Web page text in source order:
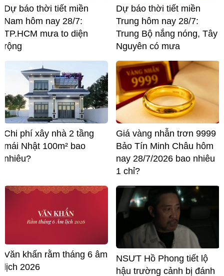
Dự báo thời tiết miền
Nam hôm nay 28/7:
TP.HCM mưa to diện
rộng
Dự báo thời tiết miền
Trung hôm nay 28/7:
Trung Bộ nắng nóng, Tây
Nguyên có mưa
Chi phí xây nhà 2 tầng
mái Nhật 100m² bao
nhiêu?
Giá vàng nhẫn trơn 9999
Bảo Tín Minh Châu hôm
nay 28/7/2026 bao nhiêu
1 chỉ?
Văn khấn rằm tháng 6 âm
lịch 2026
NSƯT Hồ Phong tiết lộ
hậu trường cảnh bị đánh